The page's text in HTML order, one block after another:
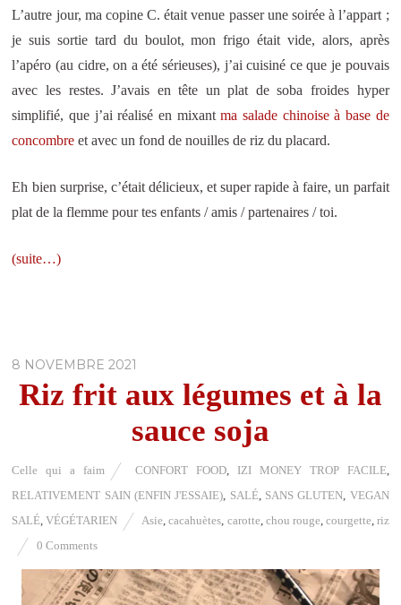
L’autre jour, ma copine C. était venue passer une soirée à l’appart ;
je suis sortie tard du boulot, mon frigo était vide, alors, après
l’apéro (au cidre, on a été sérieuses), j’ai cuisiné ce que je pouvais
avec les restes. J’avais en tête un plat de soba froides hyper
simplifié, que j’ai réalisé en mixantma salade chinoise à base de
concombre et avec un fond de nouilles de riz du placard.
Eh bien surprise, c’était délicieux, et super rapide à faire, un parfait
plat de la flemme pour tes enfants / amis / partenaires / toi.
(suite…)
8 NOVEMBRE 2021
Riz frit aux légumes et à la
sauce soja
Celle qui a faim CONFORT FOOD, IZI MONEY TROP FACILE,
RELATIVEMENT SAIN (ENFIN J'ESSAIE), SALÉ, SANS GLUTEN, VEGAN
SALÉ,VÉGÉTARIEN Asie,cacahuètes, carotte, chou rouge, courgette, riz
0 Comments